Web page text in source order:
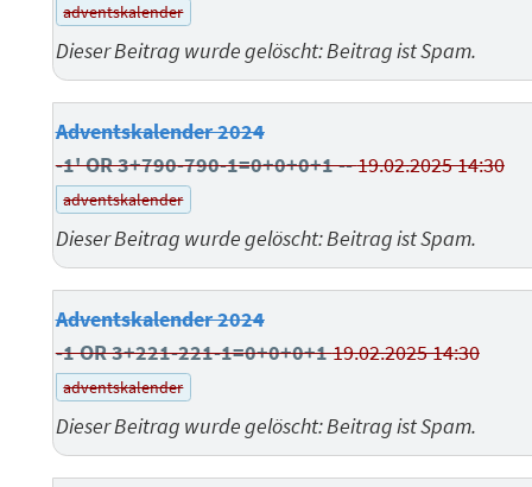
adventskalender
Dieser Beitrag wurde gelöscht: Beitrag ist Spam.
Adventskalender 2024
-1' OR 3+790-790-1=0+0+0+1 --19.02.2025 14:30
adventskalender
Dieser Beitrag wurde gelöscht: Beitrag ist Spam.
Adventskalender 2024
-1 OR 3+221-221-1=0+0+0+119.02.2025 14:30
adventskalender
Dieser Beitrag wurde gelöscht: Beitrag ist Spam.